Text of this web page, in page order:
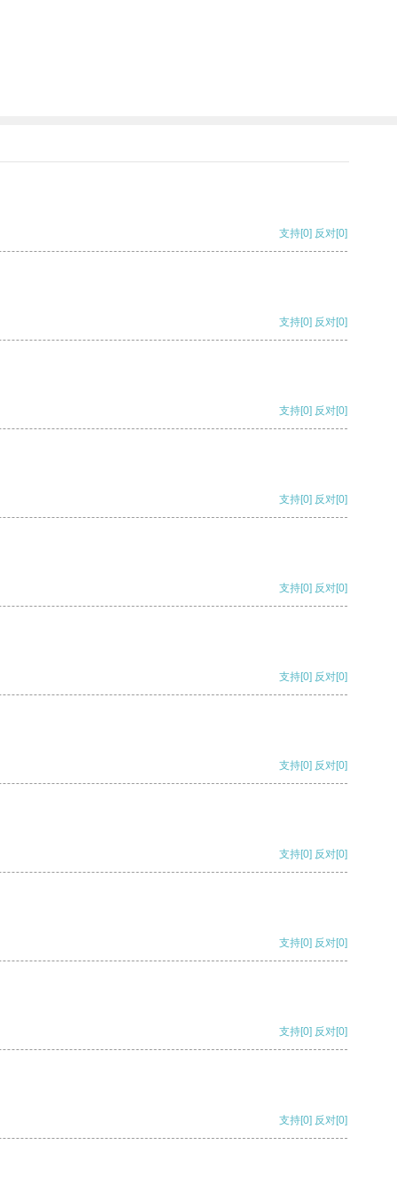
支持[0] 反对[0]
支持[0] 反对[0]
支持[0] 反对[0]
支持[0] 反对[0]
支持[0] 反对[0]
支持[0] 反对[0]
支持[0] 反对[0]
支持[0] 反对[0]
支持[0] 反对[0]
支持[0] 反对[0]
支持[0] 反对[0]